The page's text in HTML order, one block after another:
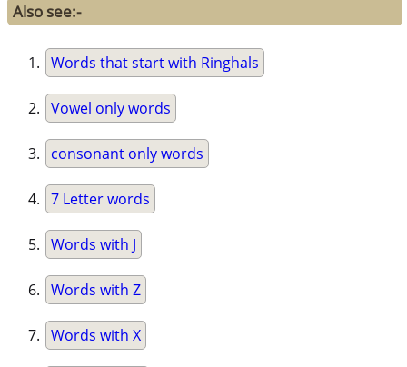
Also see:-
Words that start with Ringhals
Vowel only words
consonant only words
7 Letter words
Words with J
Words with Z
Words with X